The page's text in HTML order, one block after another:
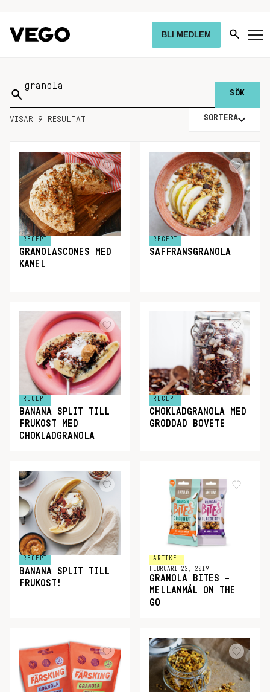
BLI MEDLEM
Sök
på:
VISAR 9 RESULTAT SORTERA
RECEPT
GRANOLASCONES MED
KANEL
RECEPT
SAFFRANSGRANOLA
RECEPT
BANANA SPLIT TILL
FRUKOST MED
CHOKLADGRANOLA
RECEPT
CHOKLADGRANOLA MED
GRODDAD BOVETE
RECEPT
BANANA SPLIT TILL
FRUKOST!
ARTIKEL
FEBRUARI 22, 2019
GRANOLA BITES –
MELLANMÅL ON THE
GO